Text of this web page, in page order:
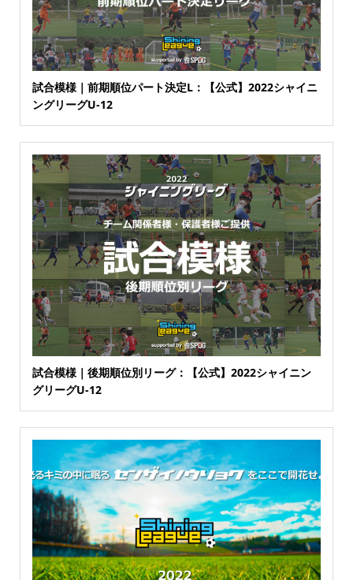
試合模様｜前期順位パート決定L：【公式】2022シャイニ
ングリーグU-12
試合模様｜後期順位別リーグ：【公式】2022シャイニン
グリーグU-12